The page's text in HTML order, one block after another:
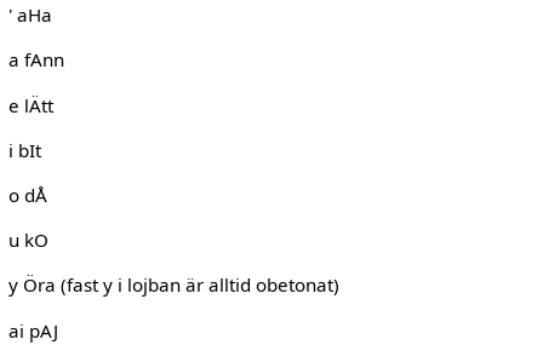
' aHa
a fAnn
e lÄtt
i bIt
o dÅ
u kO
y Öra (fast y i lojban är alltid obetonat)
ai pAJ